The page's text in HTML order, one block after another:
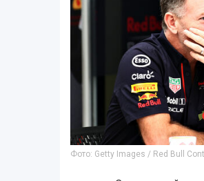
Фото: Getty Images / Red Bull